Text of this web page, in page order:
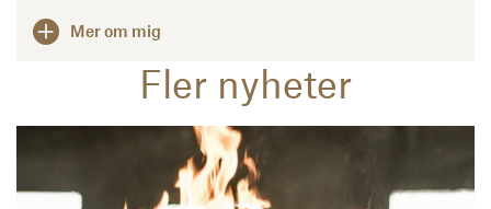
Mer om mig
Fler nyheter